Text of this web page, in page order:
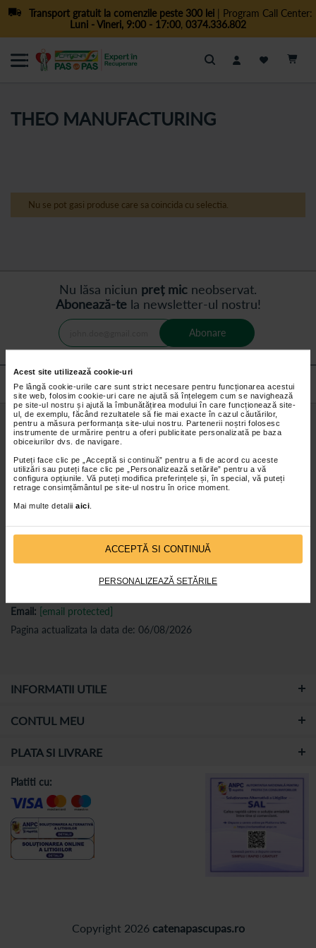
Acest site utilizează cookie-uri
Pe lângă cookie-urile care sunt strict necesare pentru funcționarea acestui
site web, folosim cookie-uri care ne ajută să înțelegem cum se navighează
pe site-ul nostru și ajută la îmbunătățirea modului în care funcționează site-
ul, de exemplu, făcând rezultatele să fie mai exacte în cazul căutărilor,
pentru a măsura performanța site-ului nostru. Partenerii noștri folosesc
instrumente de urmărire pentru a oferi publicitate personalizată pe baza
obiceiurilor dvs. de navigare.
Puteți face clic pe „Acceptă si continuă” pentru a fi de acord cu aceste
utilizări sau puteți face clic pe „Personalizează setările” pentru a vă
configura opțiunile. Vă puteți modifica preferințele și, în special, vă puteți
retrage consimțământul pe site-ul nostru în orice moment.
Mai multe detalii aici
ACCEPTĂ SI CONTINUĂ
PERSONALIZEAZĂ SETĂRILE
Transport gratuit la comenzile peste 300 lei| Program Call Center:
Luni - Vineri, 9:00 - 17:00, 0374.336.802
Cautare
THEO MANUFACTURING
Nu se pot gasi produse care sa coincida cu selectia.
Nu lăsa niciun preț mic neobservat.
Abonează-tela newsletter-ul nostru!
Abonare
CATENA PHARMA S.R.L.
RO3008793
Pitesti, str. Banat nr.2, judet Arges
Email: [email protected]
Pagina actualizata la data de: 06/08/2026
INFORMATII UTILE
CONTUL MEU
PLATA SI LIVRARE
Copyright 2026 catenapascupas.ro
Platiti cu: